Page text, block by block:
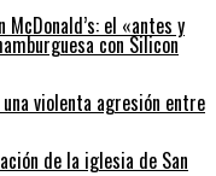
el «antes y
con Silicon
violenta agresión entre
de la iglesia de San